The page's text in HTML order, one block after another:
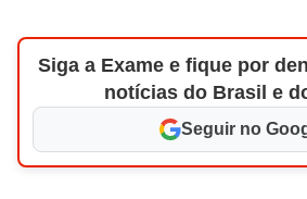
Siga a Exame e fique por
notícias do Brasil e
Seguir no